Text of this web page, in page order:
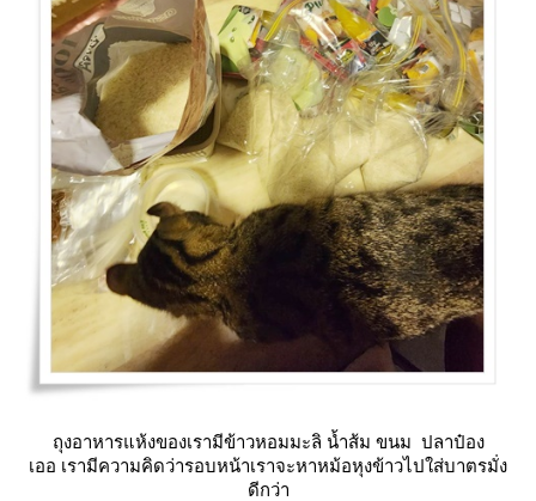
ถุงอาหารแห้งของเรามีข้าวหอมมะลิ น้ำส้ม ขนม ปลาป๋อง
เออ เรามีความคิดว่ารอบหน้าเราจะหาหม้อหุงข้าวไปใส่บาตรมั่ง
ดีกว่า